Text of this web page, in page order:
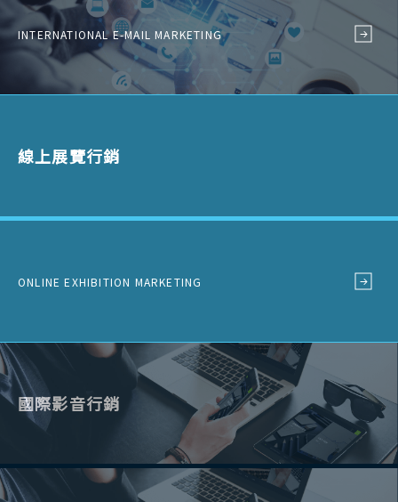
INTERNATIONAL E-MAIL MARKETING
線上展覽行銷
ONLINE EXHIBITION MARKETING
國際影音行銷